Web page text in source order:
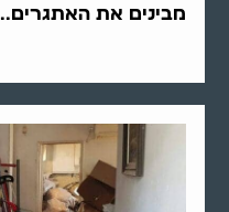
מבינים את האתגרים..